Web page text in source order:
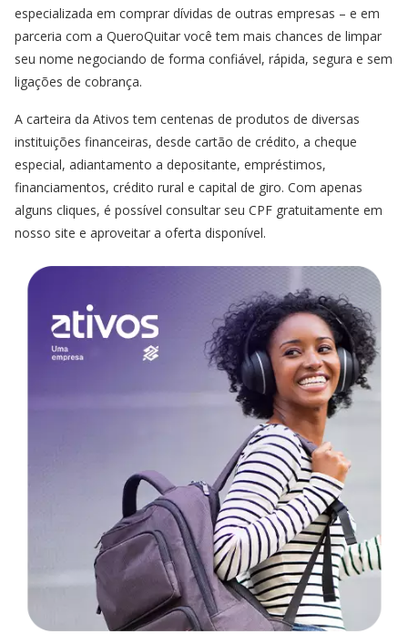
especializada em comprar dívidas de outras empresas – e em
parceria com a QueroQuitar você tem mais chances de limpar
seu nome negociando de forma confiável, rápida, segura e sem
ligações de cobrança.
A carteira da Ativos tem centenas de produtos de diversas
instituições financeiras, desde cartão de crédito, a cheque
especial, adiantamento a depositante, empréstimos,
financiamentos, crédito rural e capital de giro. Com apenas
alguns cliques, é possível consultar seu CPF gratuitamente em
nosso site e aproveitar a oferta disponível.